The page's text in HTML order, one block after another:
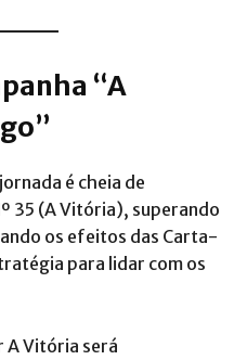
“A
é cheia de
35 (A Vitória), superando
os efeitos das Carta-
para lidar com os
A Vitória será